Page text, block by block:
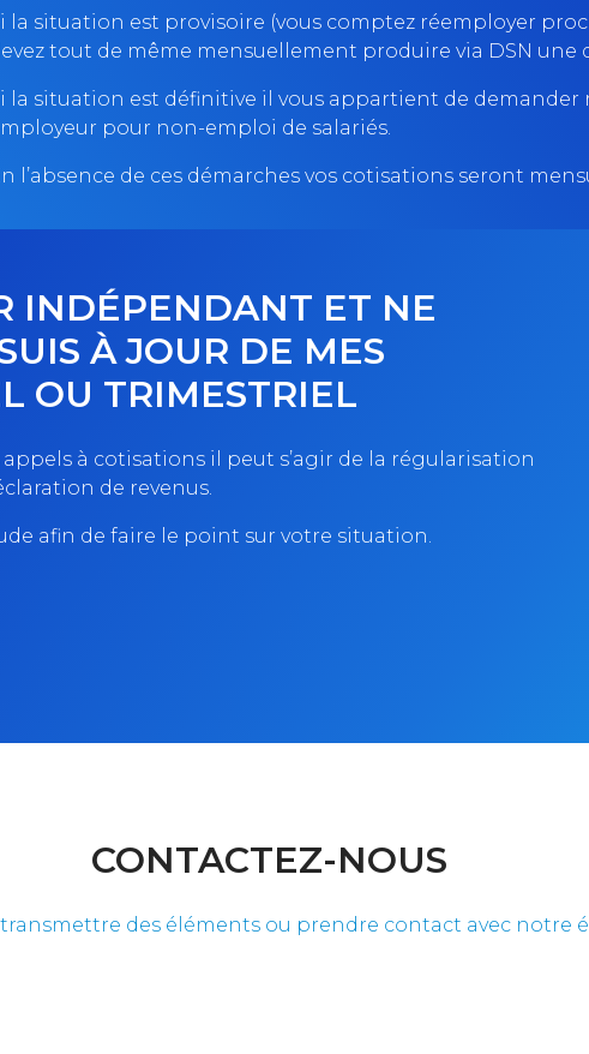
la situation est provisoire (vous comptez réemployer
tout de même mensuellement produire via DSN une
la situation est définitive il vous appartient de
pour non-emploi de salariés.
l’absence de ces démarches vos cotisations seront
INDÉPENDANT ET NE
À JOUR DE MES
OU TRIMESTRIEL
appels à cotisations il peut s’agir de la régularisation
de revenus.
afin de faire le point sur votre situation.
CONTACTEZ-NOUS
des éléments ou prendre contact avec notre